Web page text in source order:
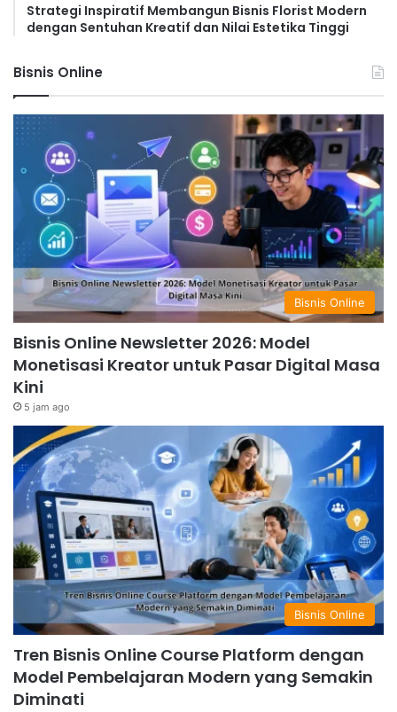
Strategi Inspiratif Membangun Bisnis Florist Modern
dengan Sentuhan Kreatif dan Nilai Estetika Tinggi
Bisnis Online
Bisnis Online
Bisnis Online Newsletter 2026: Model
Monetisasi Kreator untuk Pasar Digital Masa
Kini
5 jam ago
Bisnis Online
Tren Bisnis Online Course Platform dengan
Model Pembelajaran Modern yang Semakin
Diminati